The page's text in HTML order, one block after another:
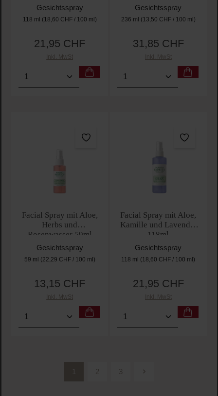
Gesichtsspray
118 ml (18,60 CHF / 100 ml)
Regulärer Preis:
21,95 CHF
Inkl. MwSt
Produkt Anzahl: Gib den gewünschten Wert ein
Gesichtsspray
236 ml (13,50 CHF / 100 ml)
Regulärer Preis:
31,85 CHF
Inkl. MwSt
Produkt Anzahl: Gib
Facial Spray mit Aloe,
Herbs und
Rosenwasser 59ml
Gesichtsspray
59 ml (22,29 CHF / 100 ml)
Regulärer Preis:
13,15 CHF
Inkl. MwSt
Produkt Anzahl: Gib den gewünschten Wert ein
Facial Spray mit Aloe,
Kamille und Lavendel
118ml
Gesichtsspray
118 ml (18,60 CHF / 100 ml)
Regulärer Preis:
21,95 CHF
Inkl. MwSt
Produkt Anzahl: Gib
Seite
1
Seite
2
Seite
3